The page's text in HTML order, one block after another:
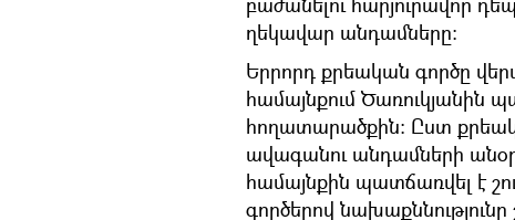
ղեկավար անդամները:
Երրորդ քրեական գործը
համայնքում Ծառուկյանին
հողատարածքին: Ըստ
ավագանու անդամների
համայնքին պատճառվել է
գործերով նախաքննությունը